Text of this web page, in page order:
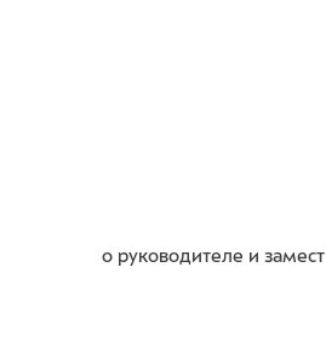
о руководителе и